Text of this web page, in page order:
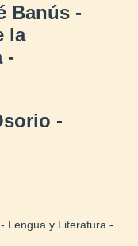
Banús -
la
-
-
Lengua y Literatura -